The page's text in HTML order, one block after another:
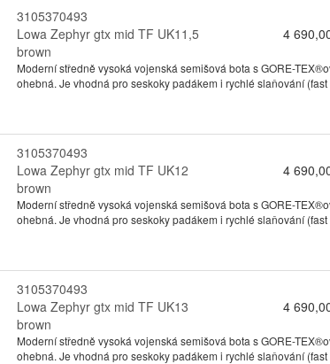
3105370493
Lowa Zephyr gtx mid TF UK11,5
brown
4
Moderní středně vysoká vojenská semišová bota s GORE-
ohebná. Je vhodná pro seskoky padákem i rychlé slaňování (fast
3105370493
Lowa Zephyr gtx mid TF UK12
brown
4
Moderní středně vysoká vojenská semišová bota s GORE-
ohebná. Je vhodná pro seskoky padákem i rychlé slaňování (fast
3105370493
Lowa Zephyr gtx mid TF UK13
brown
4
Moderní středně vysoká vojenská semišová bota s GORE-
ohebná. Je vhodná pro seskoky padákem i rychlé slaňování (fast